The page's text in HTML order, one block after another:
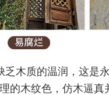
乏木质的温润，这是
的木纹色，仿木逼